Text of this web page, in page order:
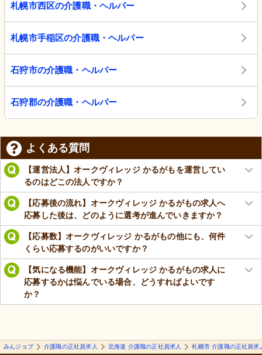
札幌市西区の介護職・ヘルパー
札幌市手稲区の介護職・ヘルパー
石狩市の介護職・ヘルパー
石狩郡の介護職・ヘルパー
よくある質問
【運営法人】オークヴィレッジ かるがもを運営してい
るのはどこの法人ですか？
【応募後の流れ】オークヴィレッジ かるがもの求人へ
応募した後は、どのように選考が進んでいきますか？
【応募数】オークヴィレッジ かるがもの他にも、何件
くらい応募するのがいいですか？
【気になる機能】オークヴィレッジ かるがもの求人に
応募するかは悩んでいる場合、どうすればよいです
か？
みんジョブ 介護職の正社員求人 北海道 介護職の正社員求人 札幌市 介護職の正社員求